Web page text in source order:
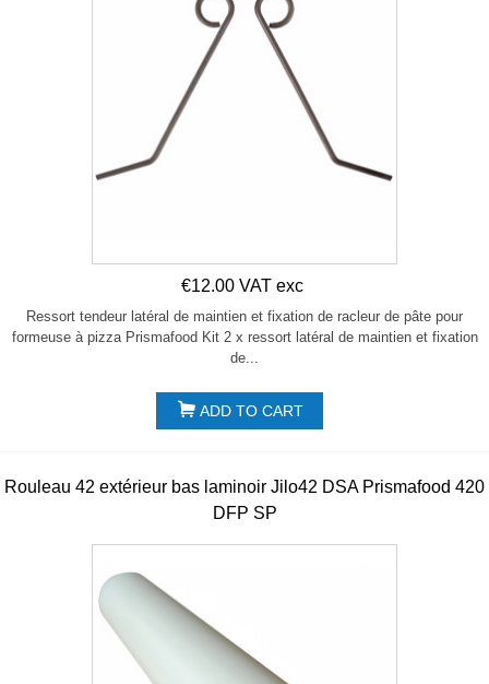
€12.00 VAT exc
Ressort tendeur latéral de maintien et fixation de racleur de pâte pour
formeuse à pizza Prismafood Kit 2 x ressort latéral de maintien et fixation
de...
ADD TO CART
Rouleau 42 extérieur bas laminoir Jilo42 DSA Prismafood 420
DFP SP